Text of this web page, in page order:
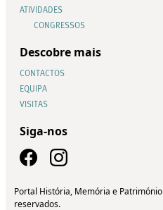
ATIVIDADES
CONGRESSOS
Descobre mais
CONTACTOS
EQUIPA
VISITAS
Siga-nos
Portal História, Memória e
reservados.